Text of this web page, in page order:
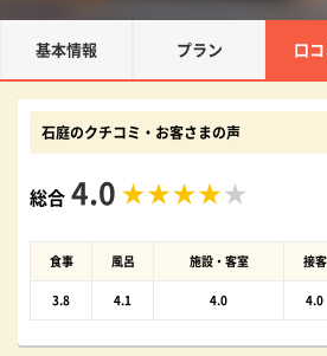
基本情報 プラン 口
石庭のクチコミ・お客さまの声
総合 4.0
食事 風呂 施設・客室 接客
3.8 4.1 4.0 4.0